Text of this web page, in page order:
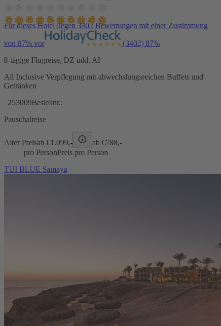
Für dieses Hotel liegen 3402 Bewertungen mit einer Zustimmung
von 87% vor (3402) 87%
8-tägige Flugreise, DZ inkl. AI
All Inclusive Verpflegung mit abwechslungsreichen Buffets und
Getränken
253009Bestellnr.:
Pauschalreise
Alter Preisab €1.099,- ab €788,-
pro PersonPreis pro Person
TUI BLUE Samaya